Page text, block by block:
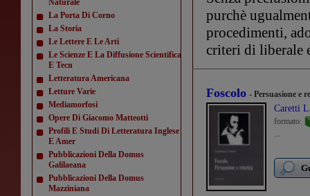
Naturale
La Porta Di Corno
La Storia
Le Lettere E Le Arti
Le Scienze E La Diffusione Scientifica
E Tecn
Letteratura Americana
Letture Varie
Mediamorfosi
Opere Di Giacomo Matteotti
Profili E Studi Di Letteratura Inglese
E Amer
Pubblicazioni Della Domus
Galilaeana
Pubblicazioni Della Domus
Mazziniana
purchè
procedimenti,
criteri di liberale
Foscolo - Persuasione e
Caretti
formato:
...